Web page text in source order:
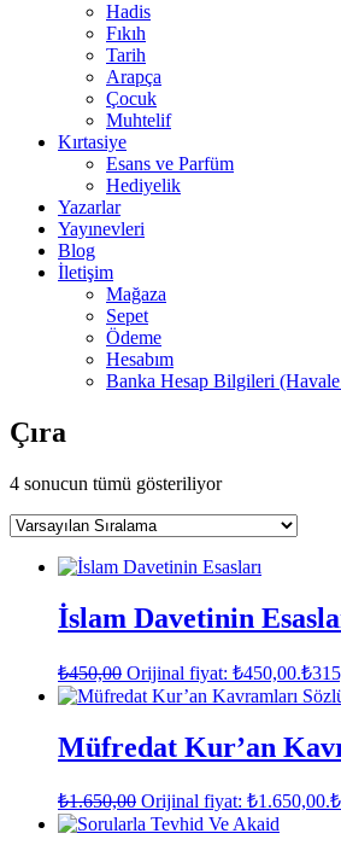
Hadis
Fıkıh
Tarih
Arapça
Çocuk
Muhtelif
Kırtasiye
Esans ve Parfüm
Hediyelik
Yazarlar
Yayınevleri
Blog
İletişim
Mağaza
Sepet
Ödeme
Hesabım
Banka Hesap Bilgileri
Çıra
4 sonucun tümü gösteriliyor
İslam Davetinin
₺450,00 Orijinal fiyat: ₺450,00.₺
Müfredat Kur’an
₺1.650,00 Orijinal fiyat: ₺1.650,00.₺